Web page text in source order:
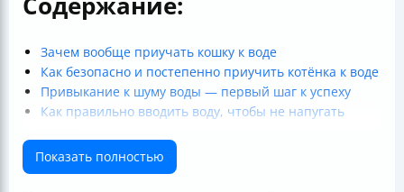
Зачем вообще приучать кошку к воде
Как безопасно и постепенно приучить котёнка к воде
Привыкание к шуму воды — первый шаг к успеху
Как правильно вводить воду, чтобы не напугать
Признаки готовности к увеличению глубины воды
Комфорт и безопасность во время водных процедур
Показать полностью